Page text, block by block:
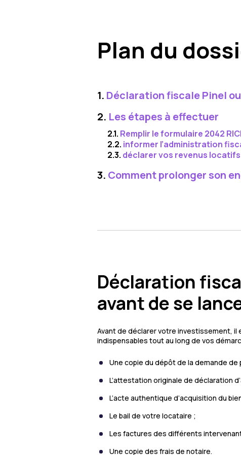
Plan du
1. Déclaration fiscale Pinel
2. Les étapes à effectuer
2.1. Remplir le formulaire 2042
2.2. informer l’administration
2.3. déclarer vos revenus locatifs
3. Comment prolonger son
Déclaration
avant de se
Avant de déclarer votre investissement,
indispensables tout au long de vos
Une copie du dépôt de la demande de
L’attestation originale de déclaration
L’acte authentique d’acquisition du
Le bail de votre locataire ;
Les factures des différents
Une copie des frais de notaire.